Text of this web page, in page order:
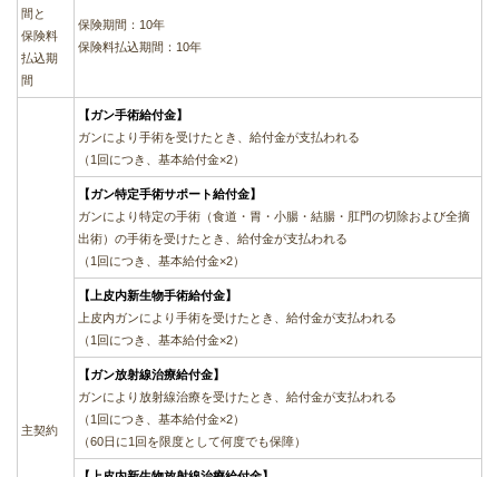
間と
保険料
払込期
間
保険期間：10年
保険料払込期間：10年
主契約
【ガン手術給付金】
ガンにより手術を受けたとき、給付金が支払われる
（1回につき、基本給付金×2）
【ガン特定手術サポート給付金】
ガンにより特定の手術（食道・胃・小腸・結腸・肛門の切除および全摘
出術）の手術を受けたとき、給付金が支払われる
（1回につき、基本給付金×2）
【上皮内新生物手術給付金】
上皮内ガンにより手術を受けたとき、給付金が支払われる
（1回につき、基本給付金×2）
【ガン放射線治療給付金】
ガンにより放射線治療を受けたとき、給付金が支払われる
（1回につき、基本給付金×2）
（60日に1回を限度として何度でも保障）